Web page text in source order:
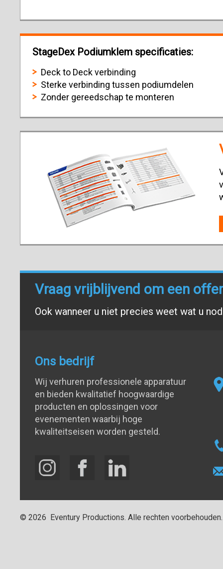
StageDex Podiumklem specificaties:
Deck to Deck verbinding
Sterke verbinding tussen podiumdelen
Zonder gereedschap te monteren
Vraag vrijblijvend om een
Ook wanneer u niet precies weet wat u
Ons bedrijf
Wij verhuren professionele apparatuur
en bieden kwalitatief hoogwaardige
producten en oplossingen voor
evenementen waarbij hoge
kwaliteitseisen worden gesteld.
© 2026 Eventury Productions. Alle rechten voorbehouden.